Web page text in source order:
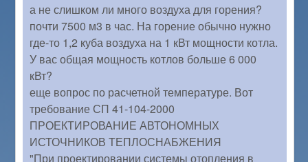
а не слишком ли много воздуха для горения?
почти 7500 м3 в час. На горение обычно нужно
где-то 1,2 куба воздуха на 1 кВт мощности котла.
У вас общая мощность котлов больше 6 000
кВт?
еще вопрос по расчетной температуре. Вот
требование СП 41-104-2000
ПРОЕКТИРОВАНИЕ АВТОНОМНЫХ
ИСТОЧНИКОВ ТЕПЛОСНАБЖЕНИЯ
"При проектировании системы отопления в